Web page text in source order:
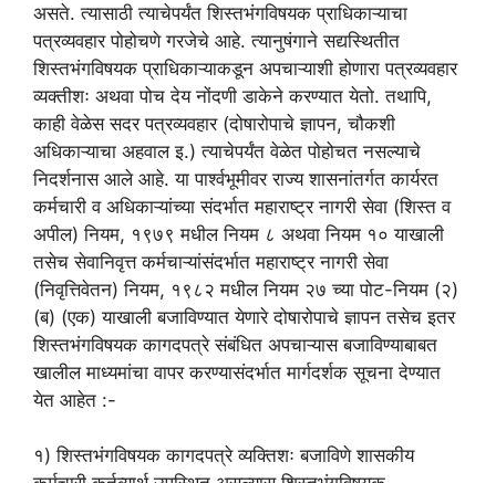
असते. त्यासाठी त्याचेपर्यंत शिस्तभंगविषयक प्राधिकाऱ्याचा
पत्रव्यवहार पोहोचणे गरजेचे आहे. त्यानुषंगाने सद्यस्थितीत
शिस्तभंगविषयक प्राधिकाऱ्याकडून अपचाऱ्याशी होणारा पत्रव्यवहार
व्यक्तीशः अथवा पोच देय नोंदणी डाकेने करण्यात येतो. तथापि,
काही वेळेस सदर पत्रव्यवहार (दोषारोपाचे ज्ञापन, चौकशी
अधिकाऱ्याचा अहवाल इ.) त्याचेपर्यंत वेळेत पोहोचत नसल्याचे
निदर्शनास आले आहे. या पार्श्वभूमीवर राज्य शासनांतर्गत कार्यरत
कर्मचारी व अधिकाऱ्यांच्या संदर्भात महाराष्ट्र नागरी सेवा (शिस्त व
अपील) नियम, १९७९ मधील नियम ८ अथवा नियम १० याखाली
तसेच सेवानिवृत्त कर्मचाऱ्यांसंदर्भात महाराष्ट्र नागरी सेवा
(निवृत्तिवेतन) नियम, १९८२ मधील नियम २७ च्या पोट-नियम (२)
(ब) (एक) याखाली बजाविण्यात येणारे दोषारोपाचे ज्ञापन तसेच इतर
शिस्तभंगविषयक कागदपत्रे संबंधित अपचाऱ्यास बजाविण्याबाबत
खालील माध्यमांचा वापर करण्यासंदर्भात मार्गदर्शक सूचना देण्यात
येत आहेत :-
१) शिस्तभंगविषयक कागदपत्रे व्यक्तिशः बजाविणे शासकीय